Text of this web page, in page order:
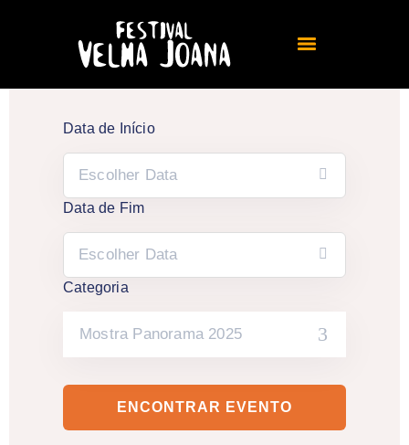
Data de Início
Data de Fim
Categoria
Mostra Panorama 2025